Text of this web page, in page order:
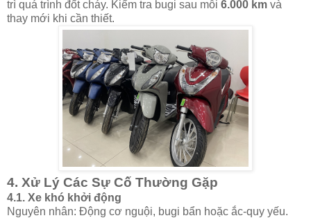
trì quá trình đốt cháy. Kiểm tra bugi sau mỗi 6.000 km và
thay mới khi cần thiết.
4. Xử Lý Các Sự Cố Thường Gặp
4.1. Xe khó khởi động
Nguyên nhân: Động cơ nguội, bugi bẩn hoặc ắc-quy yếu.